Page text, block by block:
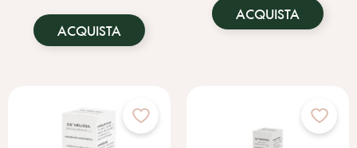
ACQUISTA
ACQUISTA